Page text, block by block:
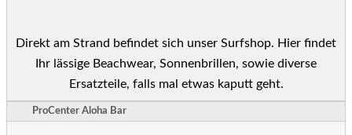
Direkt am Strand befindet sich unser Surfshop. Hier findet
Ihr lässige Beachwear, Sonnenbrillen, sowie diverse
Ersatzteile, falls mal etwas kaputt geht.
ProCenter Aloha Bar